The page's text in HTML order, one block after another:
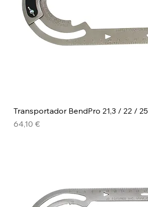
Transportador BendPro 21,3 / 22 / 25
Precio
64,10 €